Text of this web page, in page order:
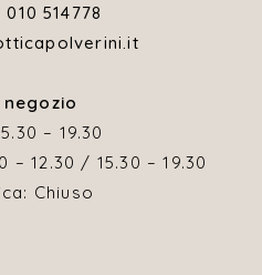
010 514778
– 19.30
12.30 / 15.30 – 19.30
Chiuso